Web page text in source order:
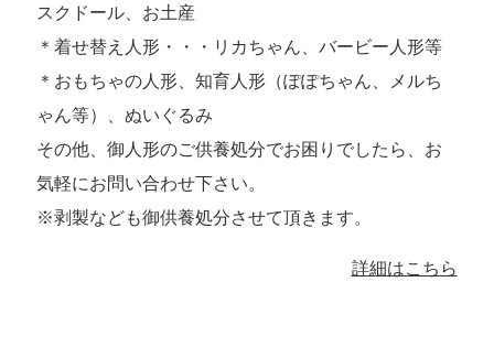
スクドール、お土産
＊着せ替え人形・・・リカちゃん、バービー人形等
＊おもちゃの人形、知育人形（ぽぽちゃん、メルち
ゃん等）、ぬいぐるみ
その他、御人形のご供養処分でお困りでしたら、お
気軽にお問い合わせ下さい。
※剥製なども御供養処分させて頂きます。
詳細はこちら